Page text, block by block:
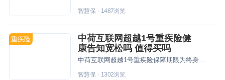
智慧保· 1487浏览
重疾险
中荷互联网超越1号重疾险健
康告知宽松吗 值得买吗
中荷互联网超越1号重疾险保障期限为终身，产品健康告知宽松，对高血压、糖尿病、抑郁症等人群友好，还自带身故保障责任！
智慧保· 1302浏览